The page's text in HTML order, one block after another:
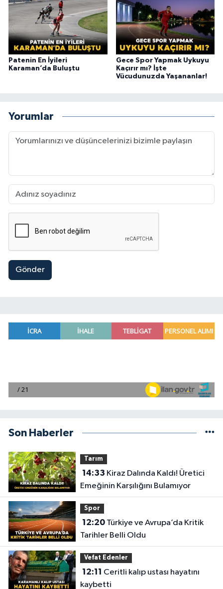
Patenin En İyileri
Karaman’da Buluştu
Gece Spor Yapmak Uykuyu
Kaçırır mı? İşte
Vücudunuzda Yaşananlar!
Yorumlar
Gönder
Son Haberler
Tarım
14:33
Emeğinin Karşılığını Bulamıyor
Spor
12:20Türkiye ve Avrupa’da Kritik
Tarihler Belli Oldu
Vefat Edenler
12:11
kaybetti